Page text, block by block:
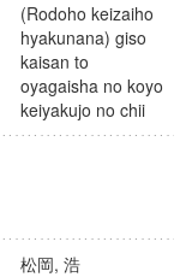
(Rodoho keizaiho
hyakunana) giso
kaisan to
oyagaisha no koyo
keiyakujo no chii
松岡, 浩